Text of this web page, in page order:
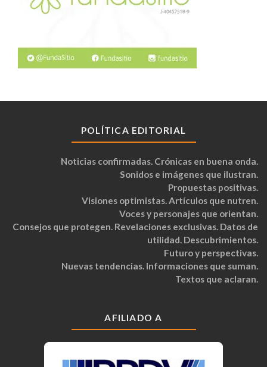
POLÍTICA EDITORIAL
Noticias confirmadas. Crónicas en buena onda.
Sonidos e imágenes que ilustran.
Propuestas positivas.
Visiones optimistas. Artículos que nutren.
Voces y personajes que orientan.
Consejos que protegen. Revelaciones exclusivas. Datos de
utilidad. Descubrimientos.
Futuro y perspectivas.
Nuevas tendencias. Informaciones que suman.
Textos que aclaran.
AFILIADO A